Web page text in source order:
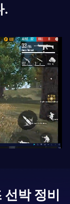
.
선박 정비